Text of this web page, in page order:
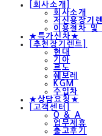
[회사소개]
회사소개
저신용장기
이용절차 및
★특가신차★
[추천장기렌트]
현대
기아
르노
쉐보레
KGM
수입차
★상담요청★
[고객센터]
Q & A
업무제휴
출고후기